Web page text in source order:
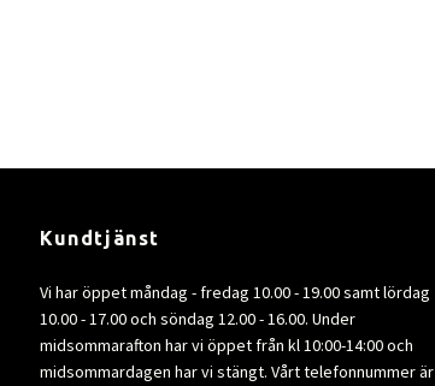
Kundtjänst
Vi har öppet måndag - fredag 10.00 - 19.00 samt lördag
10.00 - 17.00 och söndag 12.00 - 16.00. Under
midsommarafton har vi öppet från kl 10:00-14:00 och
midsommardagen har vi stängt. Vårt telefonnummer är